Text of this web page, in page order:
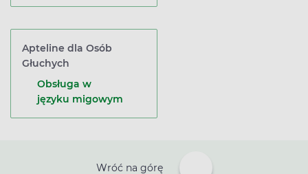
Apteline dla Osób
Głuchych
Obsługa w
języku migowym
Wróć na górę